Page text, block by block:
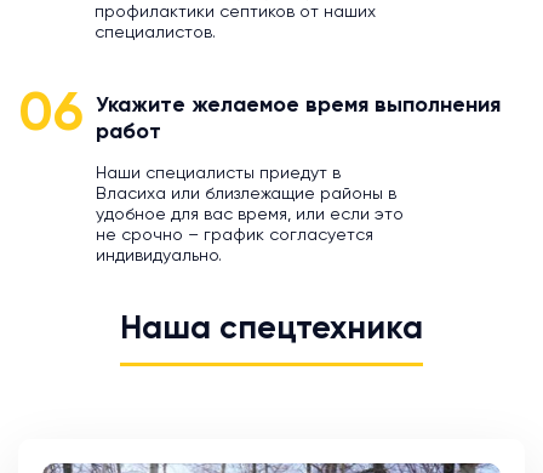
профилактики септиков от наших
специалистов.
06
Укажите желаемое время выполнения
работ
Наши специалисты приедут в
Власиха или близлежащие районы в
удобное для вас время, или если это
не срочно – график согласуется
индивидуально.
Наша спецтехника